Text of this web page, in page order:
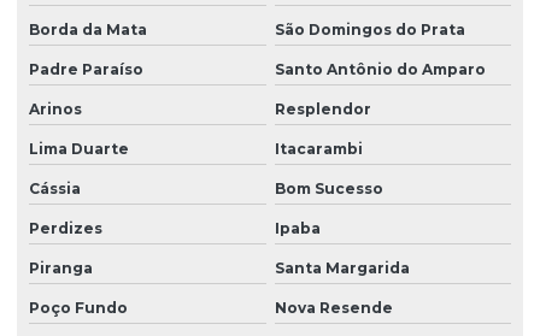
Borda da Mata São Domingos do Prata
Padre Paraíso Santo Antônio do Amparo
Arinos Resplendor
Lima Duarte Itacarambi
Cássia Bom Sucesso
Perdizes Ipaba
Piranga Santa Margarida
Poço Fundo Nova Resende